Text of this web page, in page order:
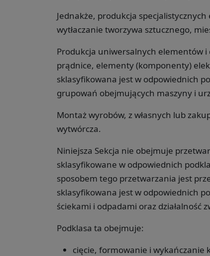
Jednakże, produkcja
wytłaczanie tworzywa sztucznego,
Produkcja uniwersalnych elementów i
prądnice, elementy (komponenty)
sklasyfikowana jest w odpowiednich
grupowań obejmujących maszyny i
Montaż wyrobów, z własnych lub
wytwórcza.
Niniejsza Sekcja nie obejmuje
sklasyfikowane w odpowiednich
sposobem tego przetwarzania jest
sklasyfikowana jest w odpowiednich
ściekami i odpadami oraz działalność
Podklasa ta obejmuje:
cięcie, formowanie i